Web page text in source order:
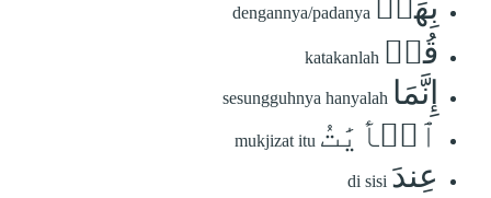
dengannya/padanya
قُلۡ katakanlah
إِنَّمَا sesungguhnya hanyalah
ٱلۡأٓيَٰتُ mukjizat itu
عِندَ di sisi